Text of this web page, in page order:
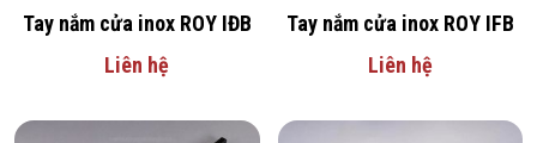
Tay nắm cửa inox ROY IĐB
Liên hệ
Tay nắm cửa inox ROY IFB
Liên hệ